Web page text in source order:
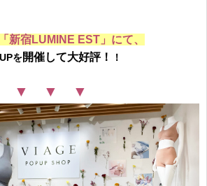
「新宿LUMINE EST」にて、
を開催して大好評！ ！
▼ ▼ ▼